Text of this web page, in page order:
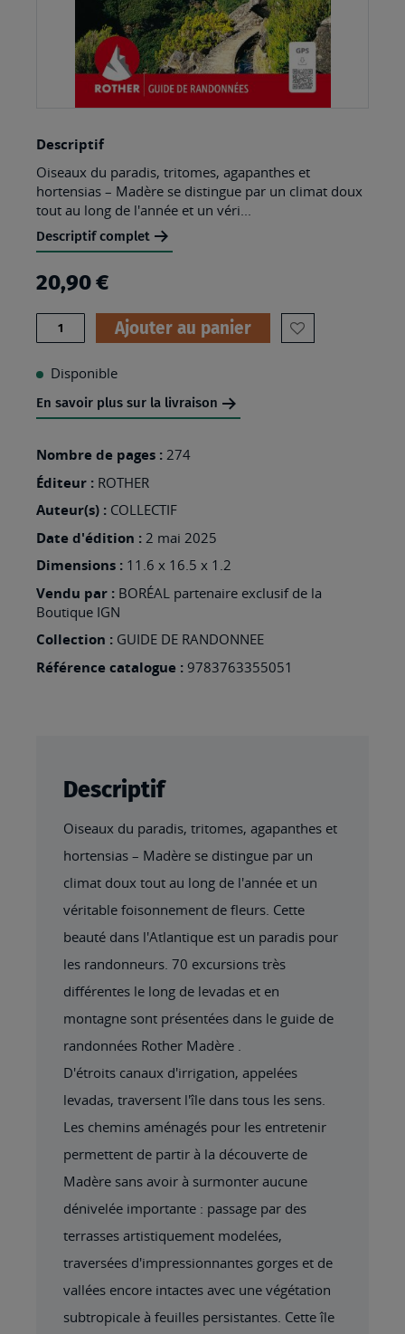
to
the
beginning
of
the
images
gallery
Descriptif
Oiseaux du paradis, tritomes, agapanthes et
hortensias – Madère se distingue par un climat doux
tout au long de l'année et un véri...
Descriptif complet
20,90 €
Quantité Ajouter au panier
AJOUTER
Disponible
En savoir plus sur la livraison
Nombre de pages : 274
Éditeur : ROTHER
Auteur(s) : COLLECTIF
Date d'édition : 2 mai 2025
Dimensions : 11.6 x 16.5 x 1.2
Vendu par : BORÉAL partenaire exclusif de la
Boutique IGN
Collection : GUIDE DE RANDONNEE
Référence catalogue : 9783763355051
Descriptif
Oiseaux du paradis, tritomes, agapanthes et
hortensias – Madère se distingue par un
climat doux tout au long de l'année et un
véritable foisonnement de fleurs. Cette
beauté dans l'Atlantique est un paradis pour
les randonneurs. 70 excursions très
différentes le long de levadas et en
montagne sont présentées dans le guide de
randonnées Rother Madère .
D'étroits canaux d'irrigation, appelées
levadas, traversent l'île dans tous les sens.
Les chemins aménagés pour les entretenir
permettent de partir à la découverte de
Madère sans avoir à surmonter aucune
dénivelée importante : passage par des
terrasses artistiquement modelées,
traversées d'impressionnantes gorges et de
vallées encore intactes avec une végétation
subtropicale à feuilles persistantes. Cette île